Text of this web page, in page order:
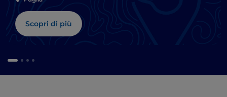
Scopri di più